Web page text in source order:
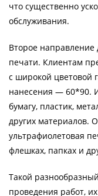
что существенно
обслуживания.
Второе
печати. Клиентам
с широкой цветовой
нанесения — 60*90.
бумагу, пластик,
других материалов.
ультрафиолетовая
флешках, папках и
Такой
проведения работ,